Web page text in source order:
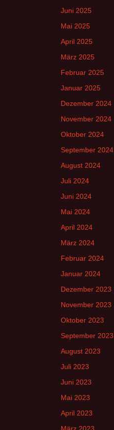
Juni 2025
Mai 2025
April 2025
März 2025
Februar 2025
Januar 2025
Dezember 2024
November 2024
Oktober 2024
September 2024
August 2024
Juli 2024
Juni 2024
Mai 2024
April 2024
März 2024
Februar 2024
Januar 2024
Dezember 2023
November 2023
Oktober 2023
September 2023
August 2023
Juli 2023
Juni 2023
Mai 2023
April 2023
März 2023